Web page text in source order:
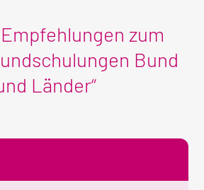
zum
Bund
Länder“